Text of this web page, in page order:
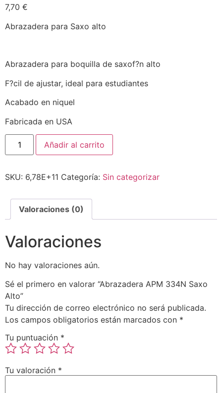
7,70 €
Abrazadera para Saxo alto
Abrazadera para boquilla de saxof?n alto
F?cil de ajustar, ideal para estudiantes
Acabado en niquel
Fabricada en USA
Añadir al carrito
SKU: 6,78E+11 Categoría: Sin categorizar
Valoraciones (0)
Valoraciones
No hay valoraciones aún.
Sé el primero en valorar “Abrazadera APM 334N Saxo
Alto”
Tu dirección de correo electrónico no será publicada.
Los campos obligatorios están marcados con *
Tu puntuación *
Tu valoración *